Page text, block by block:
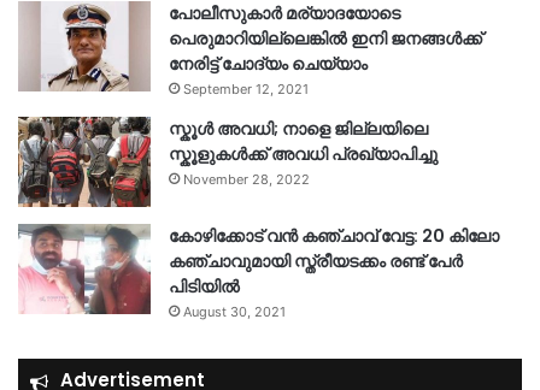
പോലീസുകാര്‍ മര്യാദയോടെ
പെരുമാറിയില്ലെങ്കില്‍ ഇനി ജനങ്ങള്‍ക്ക്
നേരിട്ട് ചോദ്യം ചെയ്യാം
September 12, 2021
സ്കൂൾ അവധി; നാളെ ജില്ലയിലെ
സ്കൂളുകൾക്ക് അവധി പ്രഖ്യാപിച്ചു
November 28, 2022
കോഴിക്കോട് വൻ കഞ്ചാവ് വേട്ട: 20 കിലോ
കഞ്ചാവുമായി സ്ത്രീയടക്കം രണ്ട് പേർ
പിടിയിൽ
August 30, 2021
Advertisement